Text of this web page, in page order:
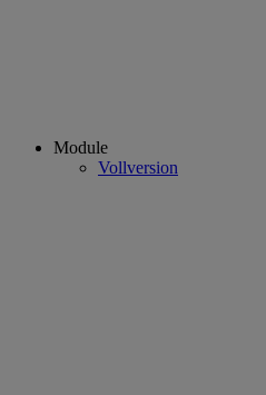
Module
Vollversion